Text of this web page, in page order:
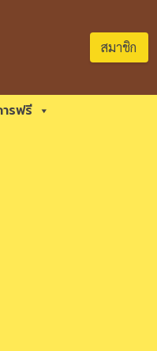
สมาชิก
รฟรี